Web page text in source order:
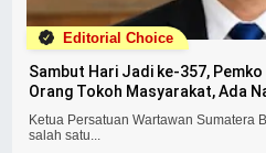
Editorial Choice
Sambut Hari Jadi ke-357,
Orang Tokoh Masyarakat, Ada
Ketua Persatuan Wartawan Sumatera
salah satu...